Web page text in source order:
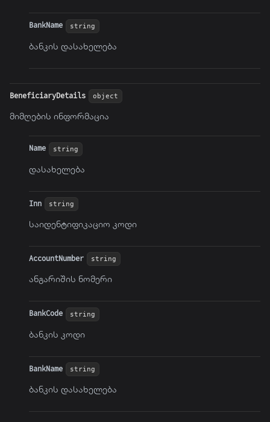
BankName string
ბანკის დასახელება
BeneficiaryDetails object
მიმღების ინფორმაცია
Name string
დასახელება
Inn string
საიდენტიფიკაციო კოდი
AccountNumber string
ანგარიშის ნომერი
BankCode string
ბანკის კოდი
BankName string
ბანკის დასახელება